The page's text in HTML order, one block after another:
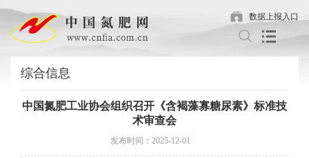
数据上报入口
综合信息
中国氮肥工业协会组织召开《含褐藻寡糖尿素》标准技
术审查会
发布时间：2025-12-01